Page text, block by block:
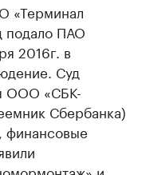
«Терминал
подало ПАО
2016г. в
Суд
ООО «СБК-
Сбербанка)
финансовые